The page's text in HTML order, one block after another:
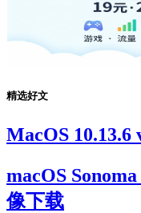
精选好文
MacOS
macOS
像下载